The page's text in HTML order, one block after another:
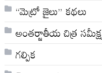
“మెట్రో జైలు” కథలు
అంతర్జాతీయ చిత్ర సమీక్ష
గల్పిక